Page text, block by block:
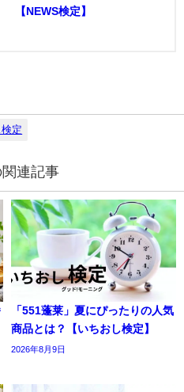
【NEWS検定】
定
連記事
「551蓬莱」夏にぴったりの人気
商品とは？【いちおし検定】
2026年8月9日